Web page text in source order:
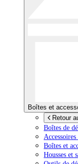
Boîtes et
Retour
Boîtes de
Boîtes et
Housses et